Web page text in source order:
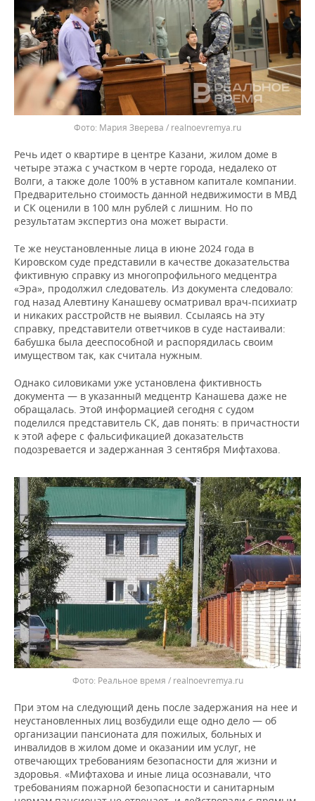
Мария Зверева / realnoevremya.ru
Речь идет о квартире в центре Казани, жилом доме в
четыре этажа с участком в черте города, недалеко от
Волги, а также доле 100% в уставном капитале компании.
Предварительно стоимость данной недвижимости в МВД
и СК оценили в 100 млн рублей с лишним. Но по
результатам экспертиз она может вырасти.
Те же неустановленные лица в июне 2024 года в
Кировском суде представили в качестве доказательства
фиктивную справку из многопрофильного медцентра
«Эра», продолжил следователь. Из документа следовало:
год назад Алевтину Канашеву осматривал врач-психиатр
и никаких расстройств не выявил. Ссылаясь на эту
справку, представители ответчиков в суде настаивали:
бабушка была дееспособной и распорядилась своим
имуществом так, как считала нужным.
Однако силовиками уже установлена фиктивность
документа — в указанный медцентр Канашева даже не
обращалась. Этой информацией сегодня с судом
поделился представитель СК, дав понять: в причастности
к этой афере с фальсификацией доказательств
подозревается и задержанная 3 сентября Мифтахова.
Реальное время / realnoevremya.ru
При этом на следующий день после задержания на нее и
неустановленных лиц возбудили еще одно дело — об
организации пансионата для пожилых, больных и
инвалидов в жилом доме и оказании им услуг, не
отвечающих требованиям безопасности для жизни и
здоровья. «Мифтахова и иные лица осознавали, что
требованиям пожарной безопасности и санитарным